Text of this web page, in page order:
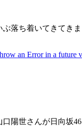
落ち着いてきてき
an Error in a future
陽世さんが日向坂